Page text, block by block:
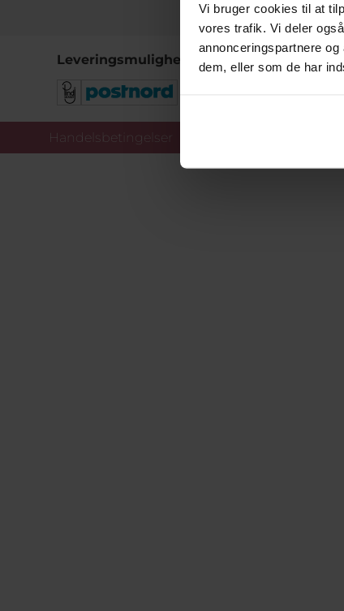
Vi bruger cookies til at
vores trafik. Vi deler
annonceringspartnere
dem, eller som de har
Leveringsmuligheder
Handelsbetingelser